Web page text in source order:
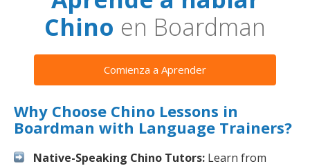
Chino en Boardman
Comienza a Aprender
Why Choose Chino Lessons in
Boardman with Language Trainers?
Native-Speaking Chino Tutors: Learn from